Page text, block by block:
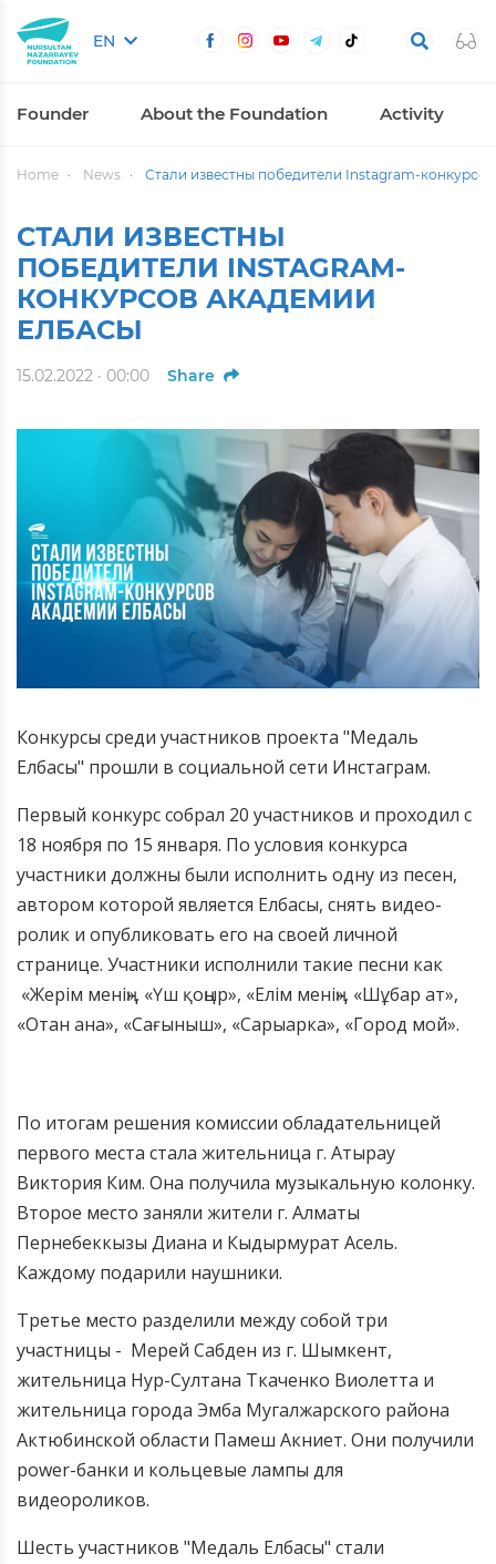
EN
Founder About the Foundation Activity
Home News Стали известны победители Instagram-
СТАЛИ ИЗВЕСТНЫ
ПОБЕДИТЕЛИ INSTAGRAM-
КОНКУРСОВ АКАДЕМИИ
ЕЛБАСЫ
15.02.2022 · 00:00 Share
Конкурсы среди участников проекта "Медаль
Елбасы" прошли в социальной сети Инстаграм.
Первый конкурс собрал 20 участников и проходил с
18 ноября по 15 января. По условия конкурса
участники должны были исполнить одну из песен,
автором которой является Елбасы, снять видео-
ролик и опубликовать его на своей личной
странице. Участники исполнили такие песни как
«Жерім менің», «Үш қоңыр», «Елім менің», «Шұбар ат»,
«Отан ана», «Сағыныш», «Сарыарка», «Город мой».
По итогам решения комиссии обладательницей
первого места стала жительница г. Атырау
Виктория Ким. Она получила музыкальную колонку.
Второе место заняли жители г. Алматы
Пернебеккызы Диана и Кыдырмурат Асель.
Каждому подарили наушники.
Третье место разделили между собой три
участницы - Мерей Сабден из г. Шымкент,
жительница Нур-Султана Ткаченко Виолетта и
жительница города Эмба Мугалжарского района
Актюбинской области Памеш Акниет. Они получили
power-банки и кольцевые лампы для
видеороликов.
Шесть участников "Медаль Елбасы" стали